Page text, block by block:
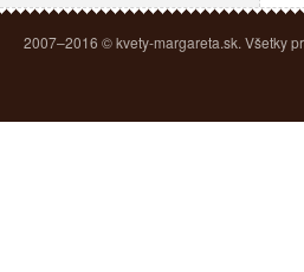
2007–2016 © kvety-margareta.sk. Všetky